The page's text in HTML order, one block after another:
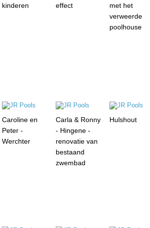
kinderen
effect
met het
verweerde
poolhouse
Caroline en
Peter -
Werchter
Carla & Ronny
- Hingene -
renovatie van
bestaand
zwembad
Hulshout